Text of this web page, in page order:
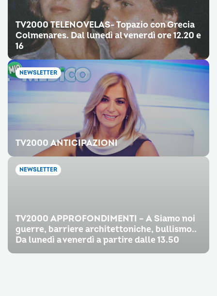
TV2000 TELENOVELAS- Topazio con Grecia
Colmenares. Dal lunedì al venerdì ore 12.20 e
16
NEWSLETTER
TV2000 ANTICIPAZIONI
NEWSLETTER
TV2000 APPROFONDIMENTI – A Siamo noi
guerre, barriere architettoniche, bullismo..
Da lunedì a venerdì a partire dalle 13.50